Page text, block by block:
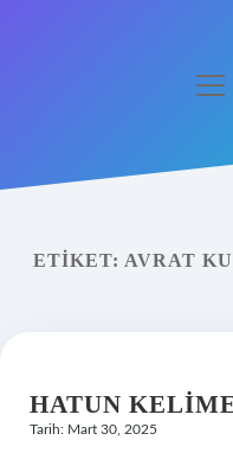
Yasal Uyarı
ETIKET: AVRAT
HATUN
Tarih: Mart 30, 2025